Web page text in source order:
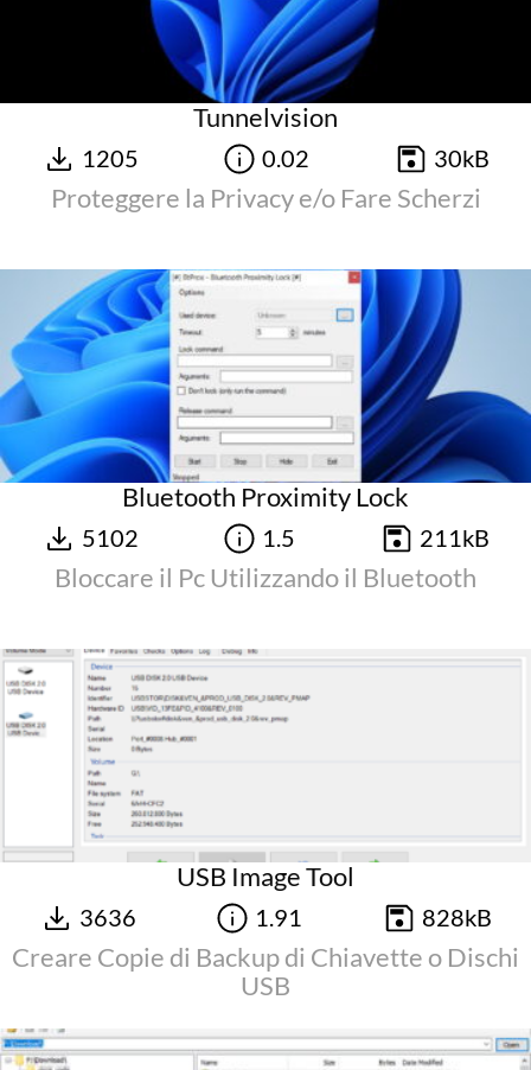
Tunnelvision
1205 0.02 30kB
Proteggere la Privacy e/o Fare Scherzi
Bluetooth Proximity Lock
5102 1.5 211kB
Bloccare il Pc Utilizzando il Bluetooth
USB Image Tool
3636 1.91 828kB
Creare Copie di Backup di Chiavette o Dischi
USB